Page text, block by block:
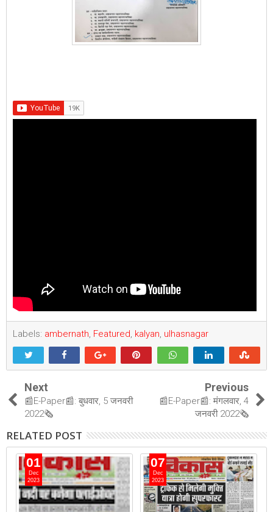
Labels: ambernath, Featured, kalyan, ulhasnagar
Next
📰E-Paper📰: बुधवार, 5 जनवरी
2022🗞
Previous
📰E-Paper📰: मंगलवार, 4
जनवरी 2022🗞
RELATED POST
01
Dec
2023
07
Dec
2023